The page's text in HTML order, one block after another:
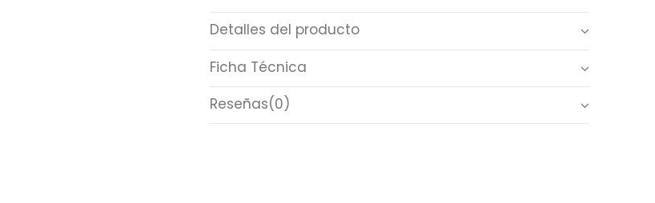
Detalles del producto
Ficha Técnica
Reseñas(0)